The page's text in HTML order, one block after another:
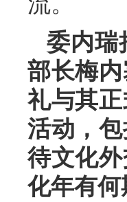
委内瑞
部长梅
礼与其
活动，
待文化
化年有何